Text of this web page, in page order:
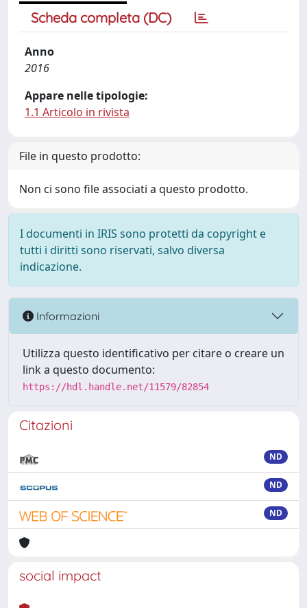
Scheda completa (DC)
Anno
2016
Appare nelle tipologie:
1.1 Articolo in rivista
File in questo prodotto:
Non ci sono file associati a questo prodotto.
I documenti in IRIS sono protetti da copyright e
tutti i diritti sono riservati, salvo diversa
indicazione.
Informazioni
Utilizza questo identificativo per citare o creare un
link a questo documento:
https://hdl.handle.net/11579/82854
Citazioni
ND
ND
ND
social impact